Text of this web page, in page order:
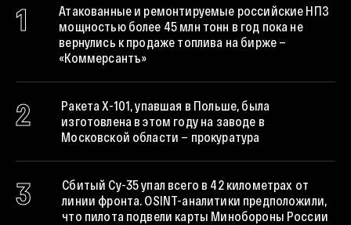
Атакованные и ремонтируемые российские НПЗ
мощностью более 45 млн тонн в год пока не
вернулись к продаже топлива на бирже —
«Коммерсантъ»
1
Ракета X-101, упавшая в Польше, была
изготовлена в этом году на заводе в
Московской области — прокуратура
2
Сбитый Су-35 упал всего в 42 километрах от
линии фронта. OSINT-аналитики предположили,
что пилота подвели карты Минобороны России
3